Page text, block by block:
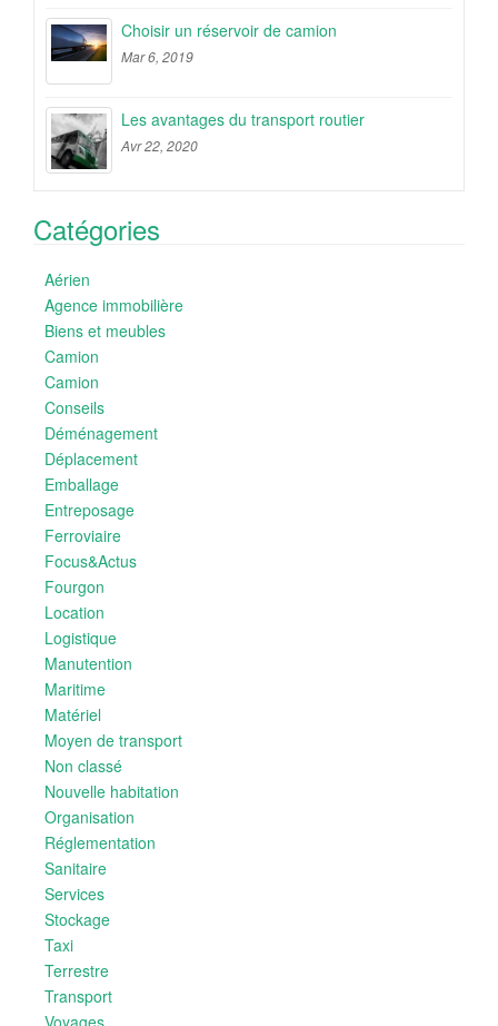
Choisir un réservoir de camion
Mar 6, 2019
Les avantages du transport routier
Avr 22, 2020
Catégories
Aérien
Agence immobilière
Biens et meubles
Camion
Camion
Conseils
Déménagement
Déplacement
Emballage
Entreposage
Ferroviaire
Focus&Actus
Fourgon
Location
Logistique
Manutention
Maritime
Matériel
Moyen de transport
Non classé
Nouvelle habitation
Organisation
Réglementation
Sanitaire
Services
Stockage
Taxi
Terrestre
Transport